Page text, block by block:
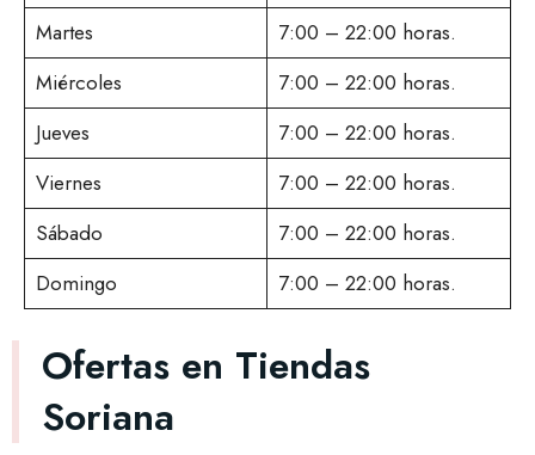
Martes
7:00 – 22:00 horas.
Miércoles
7:00 – 22:00 horas.
Jueves
7:00 – 22:00 horas.
Viernes
7:00 – 22:00 horas.
Sábado
7:00 – 22:00 horas.
Domingo
7:00 – 22:00 horas.
Ofertas en Tiendas
Soriana